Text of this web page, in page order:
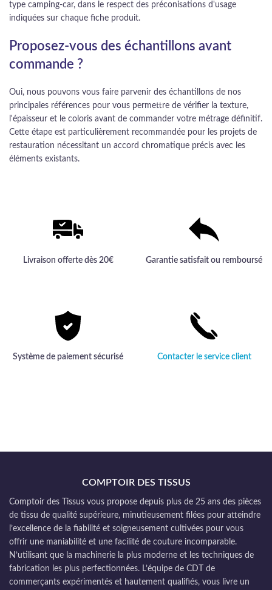
type camping-car, dans le respect des préconisations d'usage
indiquées sur chaque fiche produit.
Proposez-vous des échantillons avant
commande ?
Oui, nous pouvons vous faire parvenir des échantillons de nos
principales références pour vous permettre de vérifier la texture,
l'épaisseur et le coloris avant de commander votre métrage définitif.
Cette étape est particulièrement recommandée pour les projets de
restauration nécessitant un accord chromatique précis avec les
éléments existants.
Livraison offerte dès 20€ Garantie satisfait ou remboursé
Système de paiement sécurisé Contacter le service client
COMPTOIR DES TISSUS
Comptoir des Tissus vous propose depuis plus de 25 ans des pièces
de tissu de qualité supérieure, minutieusement filées pour atteindre
l’excellence de la fiabilité et soigneusement cultivées pour vous
offrir une maniabilité et une facilité de couture incomparable.
N’utilisant que la machinerie la plus moderne et les techniques de
fabrication les plus perfectionnées. L’équipe de CDT de
commerçants expérimentés et hautement qualifiés, vous livre un